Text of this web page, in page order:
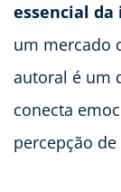
essencial
um mercado
autoral é um
conecta
percepção